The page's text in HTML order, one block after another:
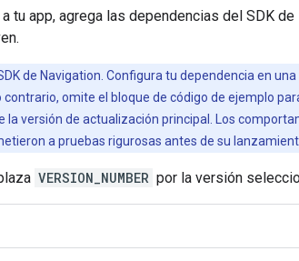
a tu app, agrega las dependencias del SDK
de Navigation. Configura tu dependencia en
contrario, omite el bloque de código de ejemplo
la versión de actualización principal. Los
a pruebas rigurosas antes de su
VERSION_NUMBER por la versión